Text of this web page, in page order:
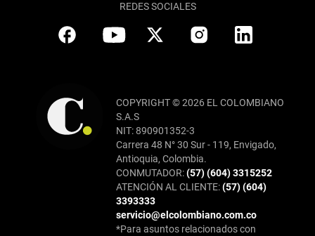
REDES SOCIALES
COPYRIGHT © 2026 EL COLOMBIANO
S.A.S
NIT: 890901352-3
Carrera 48 N° 30 Sur - 119, Envigado,
Antioquia, Colombia.
CONMUTADOR:(57) (604) 3315252
ATENCIÓN AL CLIENTE:(57) (604)
3393333
servicio@elcolombiano.com.co
*Para asuntos relacionados con